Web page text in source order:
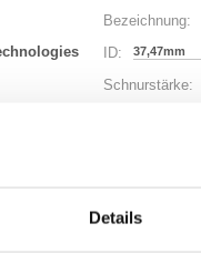
Details
Bezeichnung:
ID: 37,47mm
Schnurstärke: